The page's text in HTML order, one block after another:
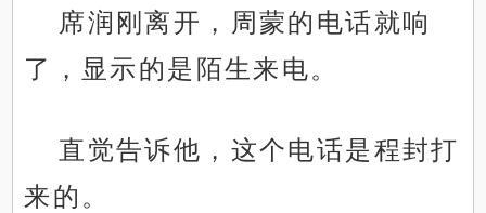
席润刚离开，周蒙的电话就响
了，显示的是陌生来电。
直觉告诉他，这个电话是程封打
来的。